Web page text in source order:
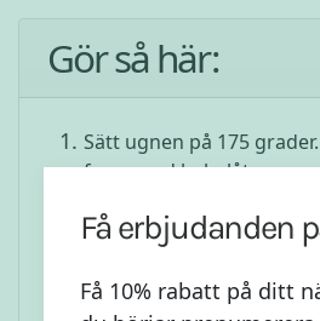
Gör så här:
Sätt ugnen på 175
form med
bunke och tryck ut
Sätt i ugnen i ca 15 min.
Få erbjudanden
Få 10% rabatt på ditt